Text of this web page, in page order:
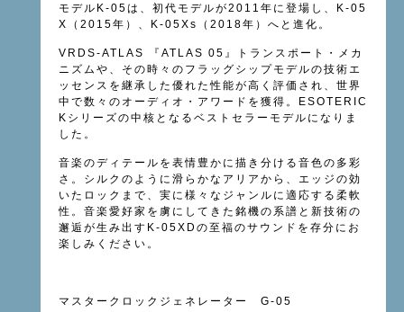
モデルK-05は、初代モデルが2011年に登場し、K-05
X（2015年）、K-05Xs（2018年）へと進化。
VRDS-ATLAS 『ATLAS 05』トランスポート・メカ
ニズムや、その時々のフラッグシップモデルの技術エ
ッセンスを継承した優れた性能が高く評価され、世界
中で数々のオーディオ・アワードを獲得。ESOTERIC
Kシリーズの中核となるベストセラーモデルになりま
した。
音楽のディテールを表情豊かに描き分ける音色の多彩
さ。シルクのように滑らかなアリアから、エッジの効
いたロックまで、実に様々なジャンルに適応する柔軟
性。音楽愛好家を虜にしてきた銘機の系譜と新技術の
邂逅が生み出すK-05XDの至福のサウンドを存分にお
楽しみください。
マスタークロックジェネレーター G-05